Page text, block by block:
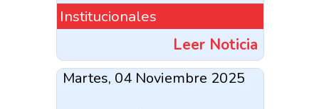
Institucionales
Leer Noticia
Martes, 04 Noviembre 2025